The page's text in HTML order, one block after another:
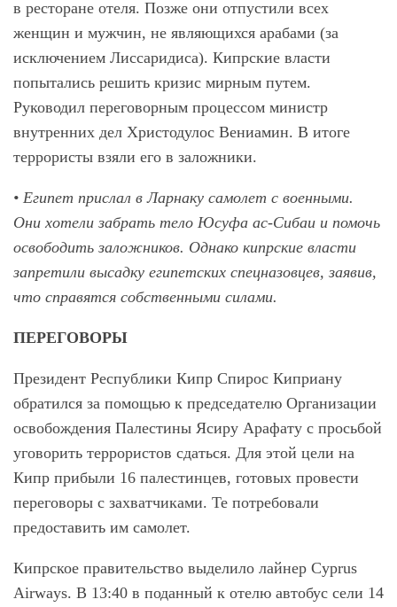
в ресторане отеля. Позже они отпустили всех
женщин и мужчин, не являющихся арабами (за
исключением Лиссаридиса). Кипрские власти
попытались решить кризис мирным путем.
Руководил переговорным процессом министр
внутренних дел Христодулос Вениамин. В итоге
террористы взяли его в заложники.
• Египет прислал в Ларнаку самолет с военными.
Они хотели забрать тело Юсуфа ас-Сибаи и помочь
освободить заложников. Однако кипрские власти
запретили высадку египетских спецназовцев, заявив,
что справятся собственными силами.
ПЕРЕГОВОРЫ
Президент Республики Кипр Спирос Киприану
обратился за помощью к председателю Организации
освобождения Палестины Ясиру Арафату с просьбой
уговорить террористов сдаться. Для этой цели на
Кипр прибыли 16 палестинцев, готовых провести
переговоры с захватчиками. Те потребовали
предоставить им самолет.
Кипрское правительство выделило лайнер Cyprus
Airways. В 13:40 в поданный к отелю автобус сели 14